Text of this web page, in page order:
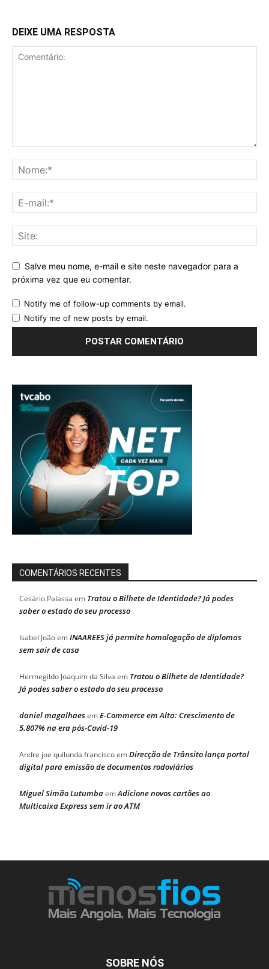
DEIXE UMA RESPOSTA
Salve meu nome, e-mail e site neste navegador para a
próxima vez que eu comentar.
Notify me of follow-up comments by email.
Notify me of new posts by email.
COMENTÁRIOS RECENTES
Cesário Palassa em Tratou o Bilhete de Identidade? Já podes
saber o estado do seu processo
Isabel JoãoemINAAREES já permite homologação de diplomas
sem sair de casa
Hermegildo Joaquim da Silva em Tratou o Bilhete de Identidade?
Já podes saber o estado do seu processo
daniel magalhaesemE-Commerce em Alta: Crescimento de
5.807% na era pós-Covid-19
Andre joe quilunda franciscoemDirecção de Trânsito lança portal
digital para emissão de documentos rodoviários
Miguel Simão LutumbaemAdicione novos cartões ao
Multicaixa Express sem ir ao ATM
SOBRE NÓS